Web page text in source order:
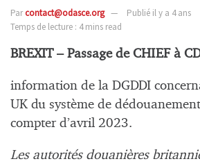
Parcontact@odasce.org
Publié il y a 4 ans
Temps de lecture : 4 mins read
BREXIT – Passage de CHIEF à
information de la DGDDI
UK du système de
compter d’avril 2023.
Les autorités douanières